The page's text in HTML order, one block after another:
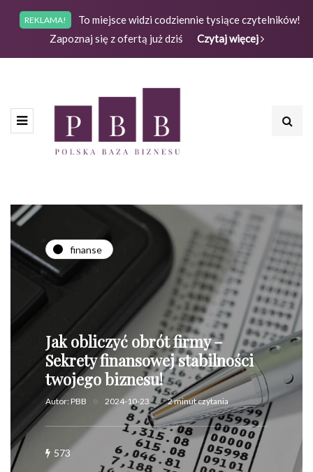
REKLAMA!
To miejsce widzi codziennie tysiące czytelników!
Zapoznaj się z ofertą już dziś
Czytaj więcej
finanse
Jak obliczyć obrót firmy –
Sekrety finansowej stabilności
twojego biznesu!
Autor:PBB 2024-10-23 2 minut czytania
573